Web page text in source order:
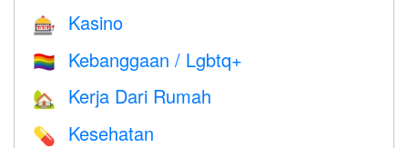
🎰 Kasino
🏳️‍🌈 Kebanggaan / Lgbtq+
🏡 Kerja Dari Rumah
💊 Kesehatan